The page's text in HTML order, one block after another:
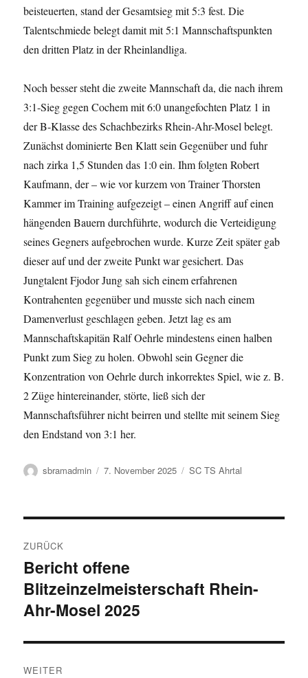
beisteuerten, stand der Gesamtsieg mit 5:3 fest. Die
Talentschmiede belegt damit mit 5:1 Mannschaftspunkten
den dritten Platz in der Rheinlandliga.
Noch besser steht die zweite Mannschaft da, die nach ihrem
3:1-Sieg gegen Cochem mit 6:0 unangefochten Platz 1 in
der B-Klasse des Schachbezirks Rhein-Ahr-Mosel belegt.
Zunächst dominierte Ben Klatt sein Gegenüber und fuhr
nach zirka 1,5 Stunden das 1:0 ein. Ihm folgten Robert
Kaufmann, der – wie vor kurzem von Trainer Thorsten
Kammer im Training aufgezeigt – einen Angriff auf einen
hängenden Bauern durchführte, wodurch die Verteidigung
seines Gegners aufgebrochen wurde. Kurze Zeit später gab
dieser auf und der zweite Punkt war gesichert. Das
Jungtalent Fjodor Jung sah sich einem erfahrenen
Kontrahenten gegenüber und musste sich nach einem
Damenverlust geschlagen geben. Jetzt lag es am
Mannschaftskapitän Ralf Oehrle mindestens einen halben
Punkt zum Sieg zu holen. Obwohl sein Gegner die
Konzentration von Oehrle durch inkorrektes Spiel, wie z. B.
2 Züge hintereinander, störte, ließ sich der
Mannschaftsführer nicht beirren und stellte mit seinem Sieg
den Endstand von 3:1 her.
Autor
sbramadmin
Veröffentlicht
7. November 2025 Kategorien
SC TS Ahrtal
ZURÜCK
Vorheriger
Beitrag:
Bericht offene
Blitzeinzelmeisterschaft Rhein-
Ahr-Mosel 2025
WEITER